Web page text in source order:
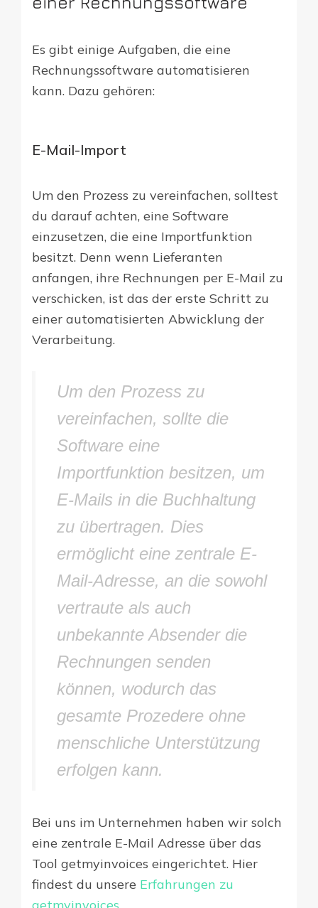
Es gibt einige Aufgaben, die eine
Rechnungssoftware automatisieren
kann. Dazu gehören:
E-Mail-Import
Um den Prozess zu vereinfachen, solltest
du darauf achten, eine Software
einzusetzen, die eine Importfunktion
besitzt. Denn wenn Lieferanten
anfangen, ihre Rechnungen per E-Mail zu
verschicken, ist das der erste Schritt zu
einer automatisierten Abwicklung der
Verarbeitung.
Um den Prozess zu
vereinfachen, sollte die
Software eine
Importfunktion besitzen, um
E-Mails in die Buchhaltung
zu übertragen. Dies
ermöglicht eine zentrale E-
Mail-Adresse, an die sowohl
vertraute als auch
unbekannte Absender die
Rechnungen senden
können, wodurch das
gesamte Prozedere ohne
menschliche Unterstützung
erfolgen kann.
Bei uns im Unternehmen haben wir solch
eine zentrale E-Mail Adresse über das
Tool getmyinvoices eingerichtet. Hier
findest du unsere Erfahrungen zu